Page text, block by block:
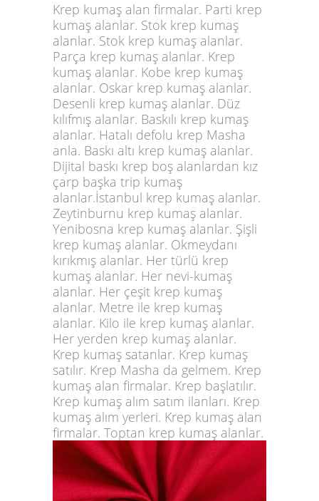
Krep kumaş alan firmalar. Parti krep
kumaş alanlar. Stok krep kumaş
alanlar. Stok krep kumaş alanlar.
Parça krep kumaş alanlar. Krep
kumaş alanlar. Kobe krep kumaş
alanlar. Oskar krep kumaş alanlar.
Desenli krep kumaş alanlar. Düz
kılıfmış alanlar. Baskılı krep kumaş
alanlar. Hatalı defolu krep Masha
anla. Baskı altı krep kumaş alanlar.
Dijital baskı krep boş alanlardan kız
çarp başka trip kumaş
alanlar.İstanbul krep kumaş alanlar.
Zeytinburnu krep kumaş alanlar.
Yenibosna krep kumaş alanlar. Şişli
krep kumaş alanlar. Okmeydanı
kırıkmış alanlar. Her türlü krep
kumaş alanlar. Her nevi-kumaş
alanlar. Her çeşit krep kumaş
alanlar. Metre ile krep kumaş
alanlar. Kilo ile krep kumaş alanlar.
Her yerden krep kumaş alanlar.
Krep kumaş satanlar. Krep kumaş
satılır. Krep Masha da gelmem. Krep
kumaş alan firmalar. Krep başlatılır.
Krep kumaş alım satım ilanları. Krep
kumaş alım yerleri. Krep kumaş alan
firmalar. Toptan krep kumaş alanlar.